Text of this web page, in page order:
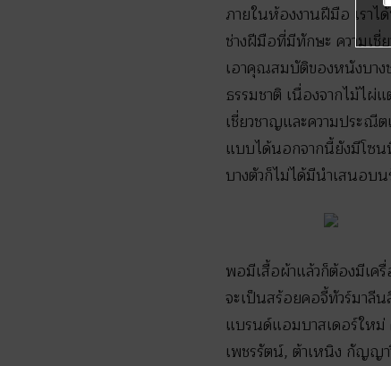
ภายในห้องงานฝีมือ เรา
ช่างฝีมือที่มีทักษะ ความเชี่
เอาคุณสมบัติของหนังบาง
ธรรมชาติ เนื่องจากไม้ไผ่
เชี่ยวชาญและความประณี
แบบได้นอกจากนี้ยังมีโซ
บางตัวก็ไม่ได้มีนำเสนอบ
พอมีเสื้อผ้าแล้วก็ต้องมีเค
จะเป็นสร้อยคอจี้ทัวร์มาลี
แบรนด์แอมบาสเดอร์ใหม่
เพชรรัตน์, ต้าเหนิง กัญญ